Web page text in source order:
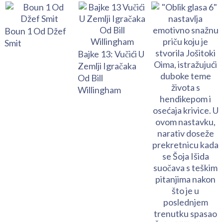
Boun 1 Od Džef
Smit
Bajke 13: Vučići U
Zemlji Igračaka
Od Bill
Willingham